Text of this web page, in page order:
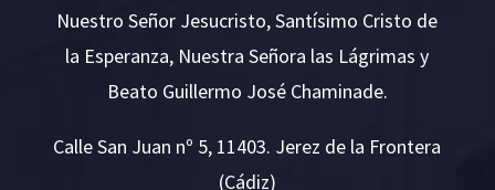
Nuestro Señor Jesucristo, Santísimo Cristo de
la Esperanza, Nuestra Señora las Lágrimas y
Beato Guillermo José Chaminade.
Calle San Juan nº 5, 11403. Jerez de la Frontera
(Cádiz)